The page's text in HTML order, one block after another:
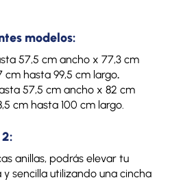
modelos:
57,5 cm ancho x 77,3 cm
cm hasta 99,5 cm largo.
57,5 cm ancho x 82 cm
cm hasta 100 cm largo.
anillas, podrás elevar tu
sencilla utilizando una cincha